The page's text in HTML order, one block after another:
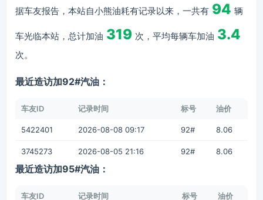
据车友报告，本站自小熊油耗有记录以来，一共有 94 辆
车光临本站，总计加油 319 次，平均每辆车加油 3.4
次。
最近造访加92#汽油：
车友ID 记录时间 标号 油价
5422401 2026-08-08 09:17 92# 8.06
3745273 2026-08-05 21:16 92# 8.06
最近造访加95#汽油：
车友ID 记录时间 标号 油价